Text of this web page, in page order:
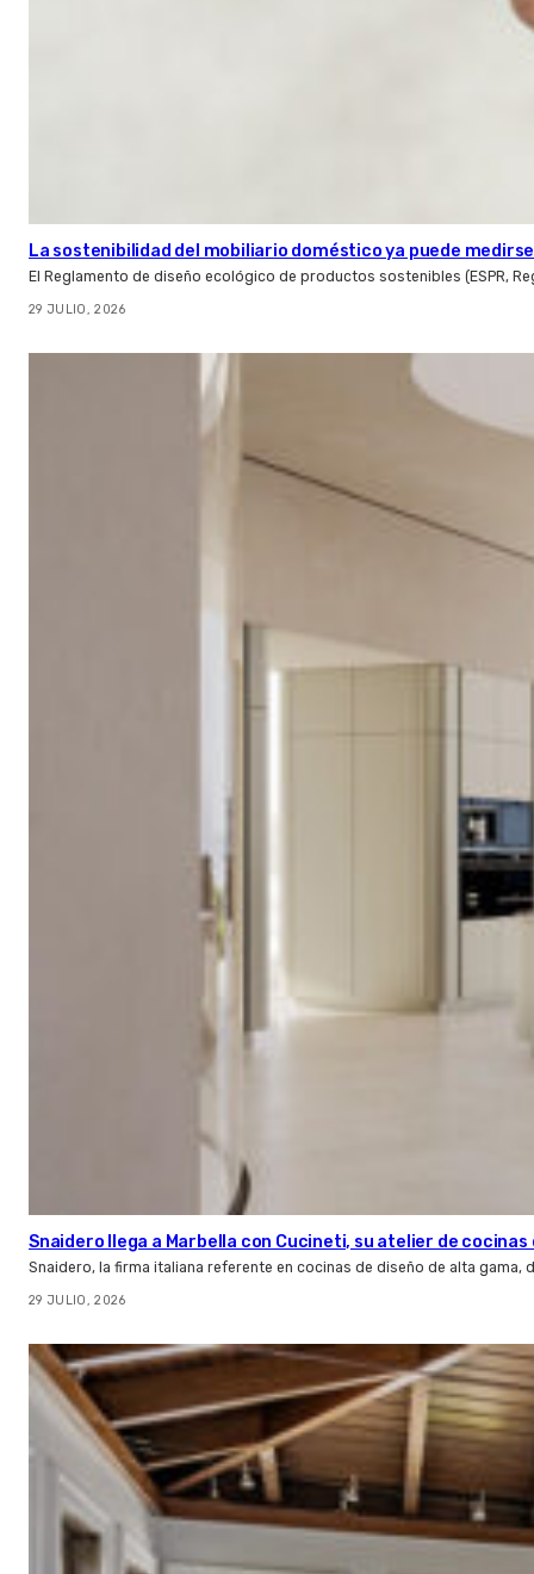
La sostenibilidad del mobiliario doméstico ya puede
El Reglamento de diseño ecológico de productos sostenibles (ESPR,
29 JULIO, 2026
Snaidero llega a Marbella con Cucineti, su atelier de cocinas
Snaidero, la firma italiana referente en cocinas de diseño de alta gama,
29 JULIO, 2026